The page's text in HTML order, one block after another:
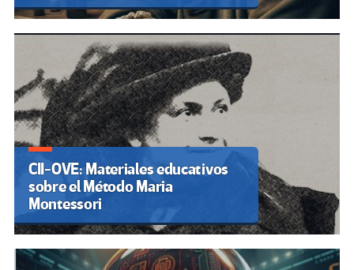
CII-OVE: Materiales educativos
sobre el Método Maria
Montessori